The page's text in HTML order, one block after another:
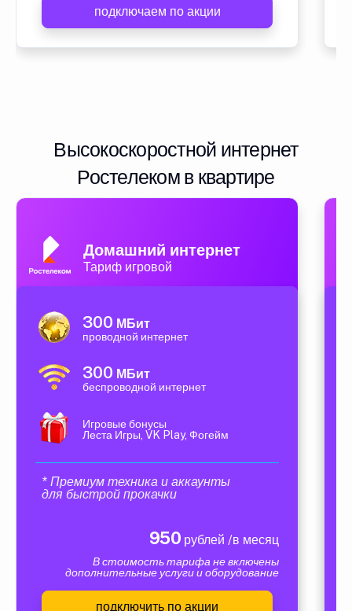
подключаем по акции
Высокоскоростной интернет
Ростелеком в квартире
Домашний интернет
Тариф игровой
300 МБит
проводной интернет
300 МБит
беспроводной интернет
Игровые бонусы
Леста Игры, VK Play, Фогейм
* Премиум техника и аккаунты
для быстрой прокачки
950 рублей /в месяц
В стоимость тарифа не включены
дополнительные услуги и оборудование
подключить по акции